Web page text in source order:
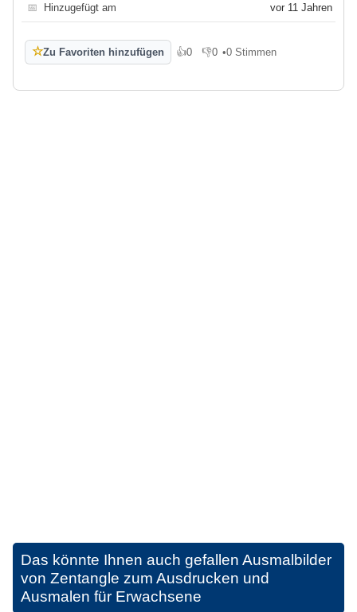
📅 Hinzugefügt am vor 11 Jahren
☆Zu Favoriten hinzufügen 👍0
Gefällt mir
👎0
Gefällt mir nicht
•0 Stimmen
Das könnte Ihnen auch gefallen Ausmalbilder
von Zentangle zum Ausdrucken und
Ausmalen für Erwachsene